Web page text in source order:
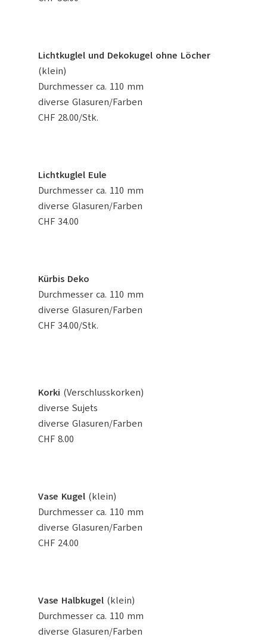
Lichtkuglel und Dekokugel ohne Löcher
(klein)
Durchmesser ca. 110 mm
diverse Glasuren/Farben
CHF 28.00/Stk.
Lichtkuglel Eule
Durchmesser ca. 110 mm
diverse Glasuren/Farben
CHF 34.00
Kürbis Deko
Durchmesser ca. 110 mm
diverse Glasuren/Farben
CHF 34.00/Stk.
Korki (Verschlusskorken)
diverse Sujets
diverse Glasuren/Farben
CHF 8.00
Vase Kugel (klein)
Durchmesser ca. 110 mm
diverse Glasuren/Farben
CHF 24.00
Vase Halbkugel (klein)
Durchmesser ca. 110 mm
diverse Glasuren/Farben